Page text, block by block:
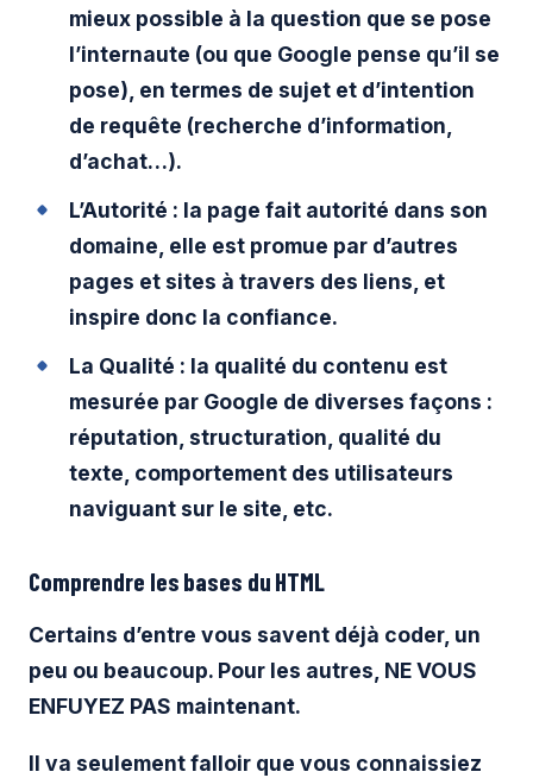
mieux possible à la question que se pose
l’internaute (ou que Google pense qu’il se
pose), en termes de sujet et d’intention
de requête (recherche d’information,
d’achat…).
L’Autorité : la page fait autorité dans son
domaine, elle est promue par d’autres
pages et sites à travers des liens, et
inspire donc la confiance.
La Qualité : la qualité du contenu est
mesurée par Google de diverses façons :
réputation, structuration, qualité du
texte, comportement des utilisateurs
naviguant sur le site, etc.
Comprendre les bases du HTML
Certains d’entre vous savent déjà coder, un
peu ou beaucoup. Pour les autres, NE VOUS
ENFUYEZ PAS maintenant.
Il va seulement falloir que vous connaissiez